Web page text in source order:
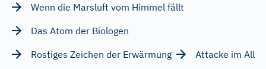
Wenn die Marsluft vom Himmel fällt
Das Atom der Biologen
Rostiges Zeichen der Erwärmung
Attacke im All